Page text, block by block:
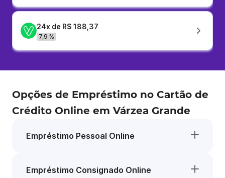
24x de R$ 188,37
7,9 %
Opções de Empréstimo no Cartão de
Crédito Online em Várzea Grande
Empréstimo Pessoal Online
Empréstimo Consignado Online